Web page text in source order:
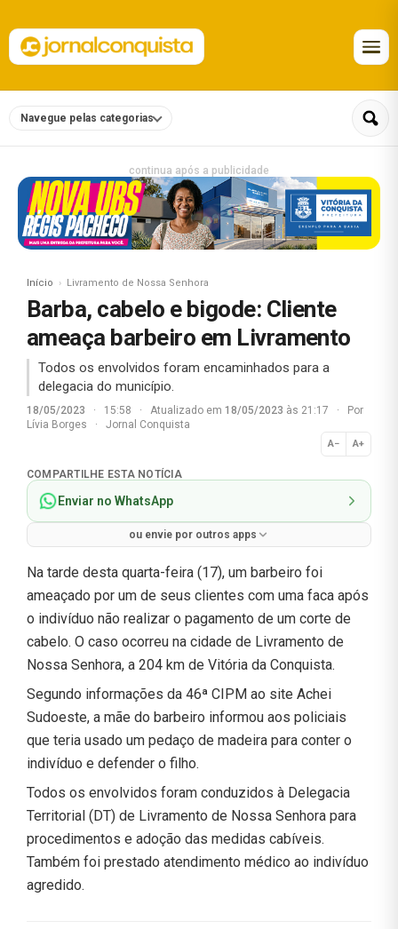
Navegue pelas categorias
continua após a publicidade
Início Livramento de Nossa Senhora
Barba, cabelo e bigode: Cliente
ameaça barbeiro em Livramento
Todos os envolvidos foram encaminhados para a
delegacia do município.
18/05/2023 · 15:58 · Atualizado em 18/05/2023 às 21:17 ·
Por
Lívia Borges
· Jornal Conquista
A− A+
Normal
COMPARTILHE ESTA NOTÍCIA
Enviar no WhatsApp
ou envie por outros apps
Na tarde desta quarta-feira (17), um barbeiro foi
ameaçado por um de seus clientes com uma faca após
o indivíduo não realizar o pagamento de um corte de
cabelo. O caso ocorreu na cidade de Livramento de
Nossa Senhora, a 204 km de Vitória da Conquista.
Segundo informações da 46ª CIPM ao site Achei
Sudoeste, a mãe do barbeiro informou aos policiais
que teria usado um pedaço de madeira para conter o
indivíduo e defender o filho.
Todos os envolvidos foram conduzidos à Delegacia
Territorial (DT) de Livramento de Nossa Senhora para
procedimentos e adoção das medidas cabíveis.
Também foi prestado atendimento médico ao indivíduo
agredido.